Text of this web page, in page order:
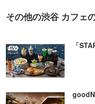
その他の渋谷 カフェ
「